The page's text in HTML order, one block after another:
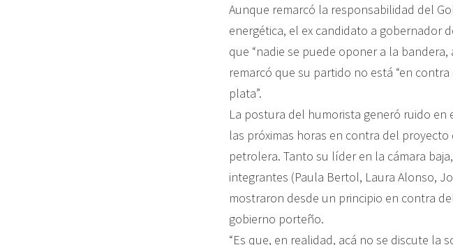
Aunque remarcó la responsabilidad del
energética, el ex candidato a gobernador
que “nadie se puede oponer a la bandera,
remarcó que su partido no está “en
plata”.
La postura del humorista generó ruido
las próximas horas en contra del
petrolera. Tanto su líder en la cámara
integrantes (Paula Bertol, Laura Alonso,
mostraron desde un principio en contra
gobierno porteño.
“Es que, en realidad, acá no se discute